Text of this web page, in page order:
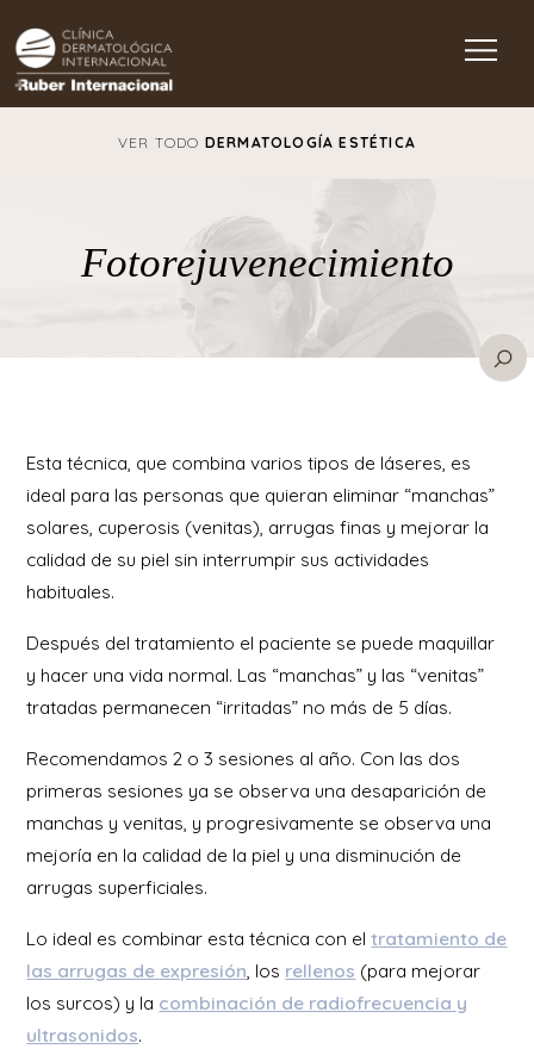
Main Navigation
VER TODO DERMATOLOGÍA ESTÉTICA
Fotorejuvenecimiento
Esta técnica, que combina varios tipos de láseres, es
ideal para las personas que quieran eliminar “manchas”
solares, cuperosis (venitas), arrugas finas y mejorar la
calidad de su piel sin interrumpir sus actividades
habituales.
Después del tratamiento el paciente se puede maquillar
y hacer una vida normal. Las “manchas” y las “venitas”
tratadas permanecen “irritadas” no más de 5 días.
Recomendamos 2 o 3 sesiones al año. Con las dos
primeras sesiones ya se observa una desaparición de
manchas y venitas, y progresivamente se observa una
mejoría en la calidad de la piel y una disminución de
arrugas superficiales.
Lo ideal es combinar esta técnica con eltratamiento de
las arrugas de expresión, los rellenos (para mejorar
los surcos) y la combinación de radiofrecuencia y
ultrasonidos.